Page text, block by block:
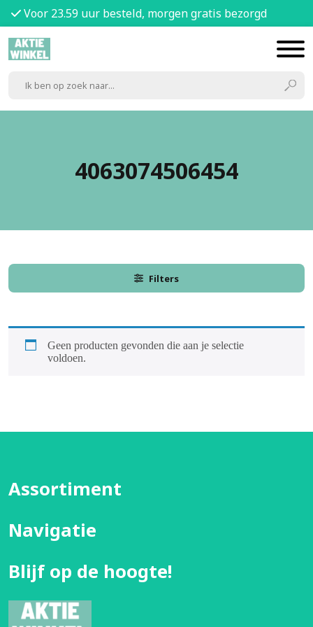
Voor 23.59 uur besteld, morgen gratis bezorgd
4063074506454
Filters
Geen producten gevonden die aan je selectie
voldoen.
Assortiment
Navigatie
Blijf op de hoogte!